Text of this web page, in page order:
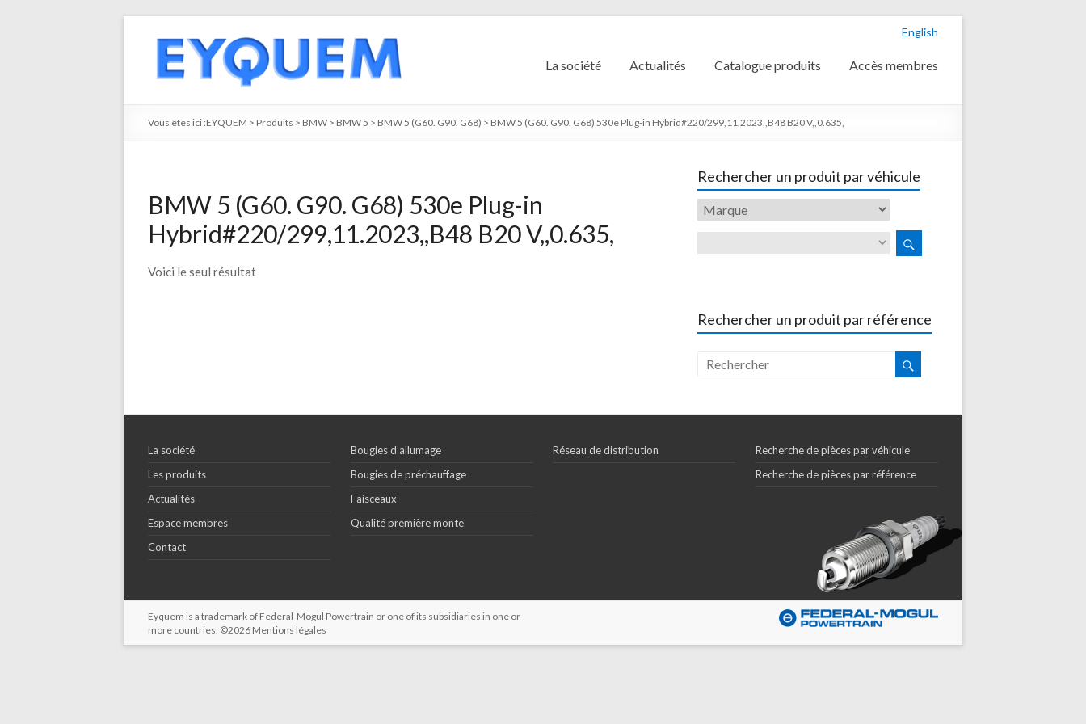
English
La société Actualités Catalogue produits Accès membres
Vous êtes ici :EYQUEM > Produits > BMW > BMW 5 > BMW 5 (G60. G90. G68) > BMW 5 (G60. G90. G68) 530e Plug-in Hybrid#220/299,11.2023,,B48 B20 V,,0.635,
BMW 5 (G60. G90. G68) 530e Plug-in
Hybrid#220/299,11.2023,,B48 B20 V,,0.635,
Voici le seul résultat
Rechercher un produit par véhicule
Rechercher un produit par référence
La société
Les produits
Actualités
Espace membres
Contact
Bougies d’allumage
Bougies de préchauffage
Faisceaux
Qualité première monte
Réseau de distribution
Recherche de pièces par véhicule
Recherche de pièces par référence
Eyquem is a trademark of Federal-Mogul Powertrain or one of its subsidiaries in one or
more countries. ©2026 Mentions légales